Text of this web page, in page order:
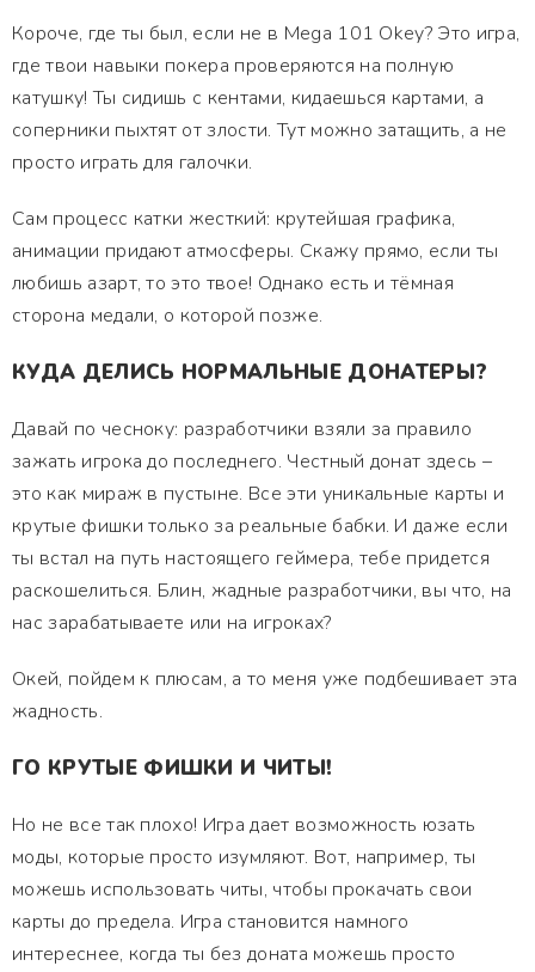
Короче, где ты был, если не в Mega 101 Okey? Это игра,
где твои навыки покера проверяются на полную
катушку! Ты сидишь с кентами, кидаешься картами, а
соперники пыхтят от злости. Тут можно затащить, а не
просто играть для галочки.
Сам процесс катки жесткий: крутейшая графика,
анимации придают атмосферы. Скажу прямо, если ты
любишь азарт, то это твое! Однако есть и тёмная
сторона медали, о которой позже.
КУДА ДЕЛИСЬ НОРМАЛЬНЫЕ ДОНАТЕРЫ?
Давай по чесноку: разработчики взяли за правило
зажать игрока до последнего. Честный донат здесь –
это как мираж в пустыне. Все эти уникальные карты и
крутые фишки только за реальные бабки. И даже если
ты встал на путь настоящего геймера, тебе придется
раскошелиться. Блин, жадные разработчики, вы что, на
нас зарабатываете или на игроках?
Окей, пойдем к плюсам, а то меня уже подбешивает эта
жадность.
ГО КРУТЫЕ ФИШКИ И ЧИТЫ!
Но не все так плохо! Игра дает возможность юзать
моды, которые просто изумляют. Вот, например, ты
можешь использовать читы, чтобы прокачать свои
карты до предела. Игра становится намного
интереснее, когда ты без доната можешь просто